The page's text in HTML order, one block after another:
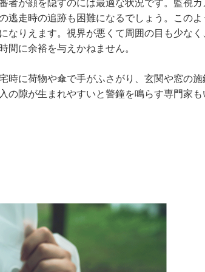
者が顔を隠すのには最適な状況です。監視カ
逃走時の追跡も困難になるでしょう。このよ
なりえます。視界が悪くて周囲の目も少なく
間に余裕を与えかねません。
時に荷物や傘で手がふさがり、玄関や窓の施
の隙が生まれやすいと警鐘を鳴らす専門家も